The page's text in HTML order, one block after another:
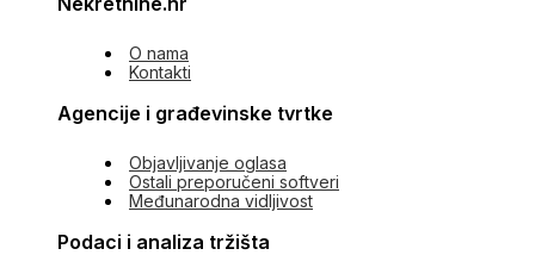
O nama
Kontakti
Agencije i građevinske tvrtke
Objavljivanje oglasa
Ostali preporučeni softveri
Međunarodna vidljivost
Podaci i analiza tržišta